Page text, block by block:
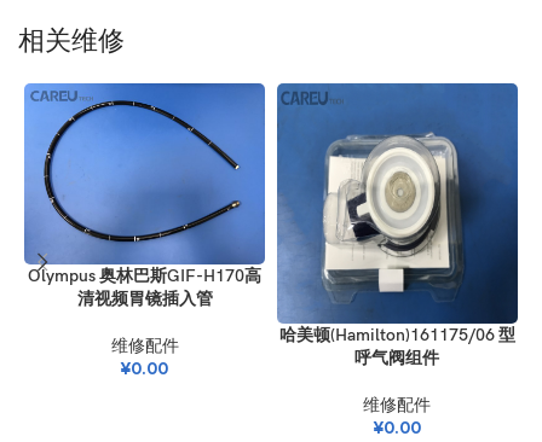
相关维修
Olympus 奥林巴斯GIF-H170高
清视频胃镜插入管
维修配件
¥0.00
哈美顿(Hamilton)161175/06 型
呼气阀组件
维修配件
¥0.00